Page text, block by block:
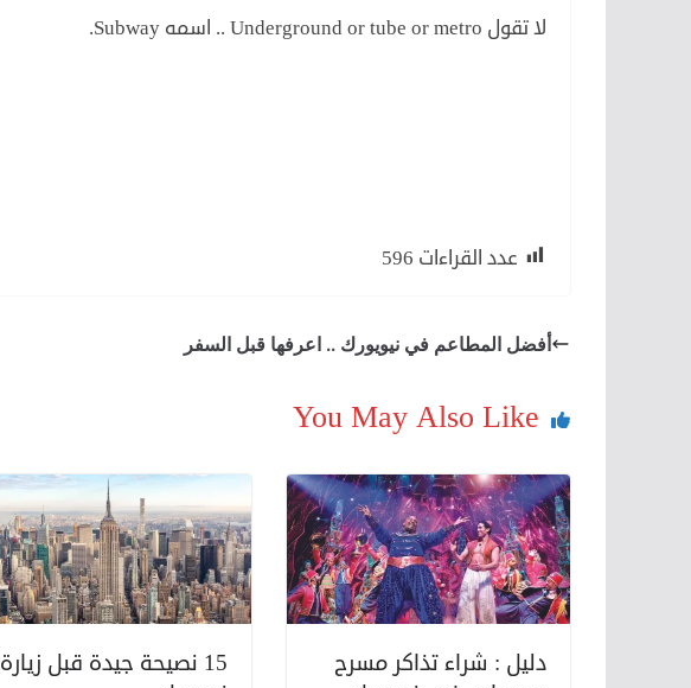
لا تقول Underground or tube or metro .. اسمه Subway.
عدد القراءات 596
أفضل المطاعم في نيويورك .. اعرفها قبل السفر
You May Also Like
دليل : شراء تذاكر مسرح
15 نصيحة جيدة قبل زيارة